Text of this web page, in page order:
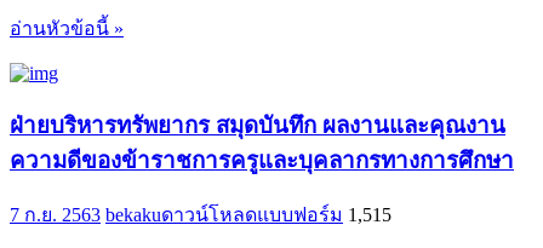
อ่านหัวข้อนี้ »
ฝ่ายบริหารทรัพยากร สมุดบันทึก ผลงานและคุณงาน
ความดีของข้าราชการครูและบุคลากรทางการศึกษา
7 ก.ย. 2563 bekakuดาวน์โหลดแบบฟอร์ม 1,515